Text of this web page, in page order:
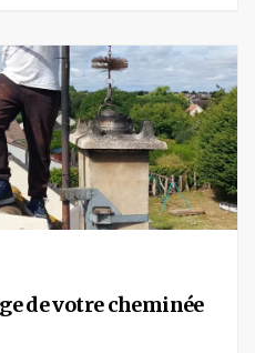
de votre cheminée